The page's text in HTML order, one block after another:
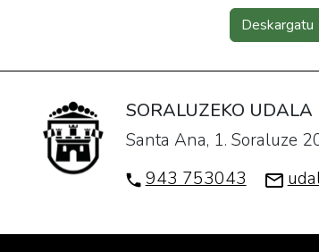
Deskargatu
SORALUZEKO UDALA
Santa Ana, 1. Soraluze
943 753043